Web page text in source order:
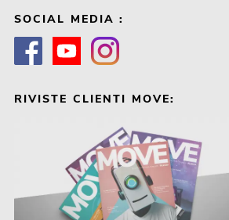
SOCIAL MEDIA :
RIVISTE CLIENTI MOVE: